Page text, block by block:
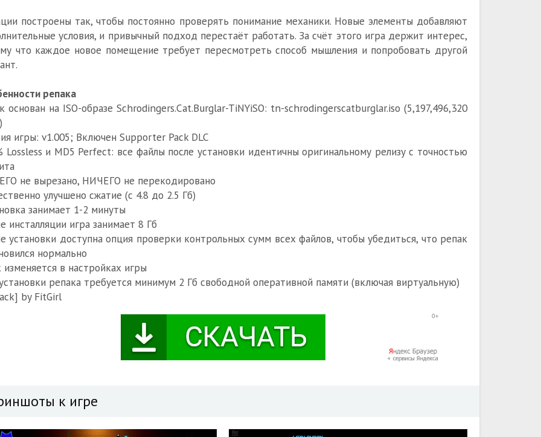
построены так, чтобы постоянно проверять понимание механики. Новые элементы добавляют
условия, и привычный подход перестаёт работать. За счёт этого игра держит интерес,
что каждое новое помещение требует пересмотреть способ мышления и попробовать другой
репака
основан на ISO-образе Schrodingers.Cat.Burglar-TiNYiSO: tn-schrodingerscatburglar.iso (5,197,496,320
игры: v1.005; Включен Supporter Pack DLC
Lossless и MD5 Perfect: все файлы после установки идентичны оригинальному релизу с точностью
не вырезано, НИЧЕГО не перекодировано
улучшено сжатие (с 4.8 до 2.5 Гб)
занимает 1-2 минуты
инсталляции игра занимает 8 Гб
установки доступна опция проверки контрольных сумм всех файлов, чтобы убедиться, что репак
нормально
в настройках игры
репака требуется минимум 2 Гб свободной оперативной памяти (включая виртуальную)
by FitGirl
к игре